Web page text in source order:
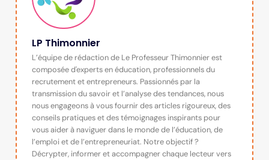
LP Thimonnier
L’équipe de rédaction de Le Professeur Thimonnier est
composée d'experts en éducation, professionnels du
recrutement et entrepreneurs. Passionnés par la
transmission du savoir et l’analyse des tendances, nous
nous engageons à vous fournir des articles rigoureux, des
conseils pratiques et des témoignages inspirants pour
vous aider à naviguer dans le monde de l’éducation, de
l’emploi et de l’entrepreneuriat. Notre objectif ?
Décrypter, informer et accompagner chaque lecteur vers